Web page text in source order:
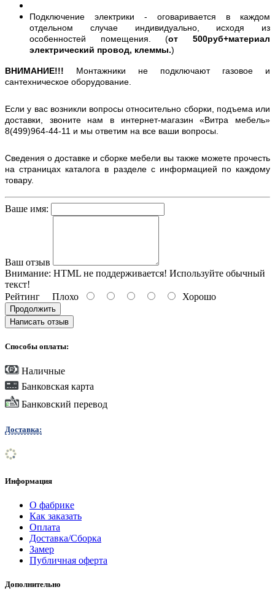
Подключение электрики - оговаривается в каждом
отдельном случае индивидуально, исходя из
особенностей помещения. (от 500руб+материал
электрический провод, клеммы.)
ВНИМАНИЕ!!! Монтажники не подключают газовое и
сантехническое оборудование.
Если у вас возникли вопросы относительно сборки, подъема или
доставки, звоните нам в интернет-магазин «Витра мебель»
8(499)964-44-11 и мы ответим на все ваши вопросы.
Сведения о доставке и сборке мебели вы также можете прочесть
на страницах каталога в разделе с информацией по каждому
товару.
Ваше имя:
Ваш отзыв
Внимание: HTML не поддерживается! Используйте обычный
текст!
Рейтинг Плохо Хорошо
Продолжить
Написать отзыв
Способы оплаты:
Наличные
Банковская карта
Банковский перевод
Доставка:
Информация
О фабрике
Как заказать
Оплата
Доставка/Сборка
Замер
Публичная оферта
Дополнительно